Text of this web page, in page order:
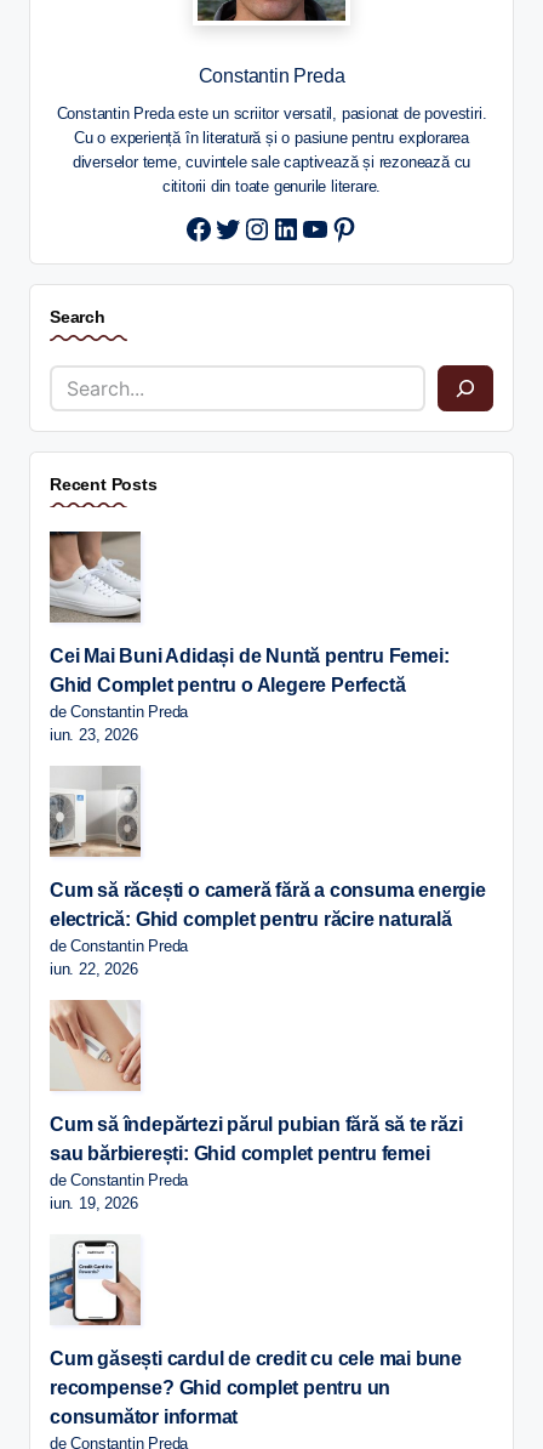
Constantin Preda
Constantin Preda este un scriitor versatil, pasionat de povestiri.
Cu o experiență în literatură și o pasiune pentru explorarea
diverselor teme, cuvintele sale captivează și rezonează cu
cititorii din toate genurile literare.
Twitter
Instagram
LinkedIn
YouTube
Pinterest
Search
Recent Posts
Cei Mai Buni Adidași de Nuntă pentru Femei:
Ghid Complet pentru o Alegere Perfectă
de Constantin Preda
iun. 23, 2026
Cum să răcești o cameră fără a consuma energie
electrică: Ghid complet pentru răcire naturală
de Constantin Preda
iun. 22, 2026
Cum să îndepărtezi părul pubian fără să te răzi
sau bărbierești: Ghid complet pentru femei
de Constantin Preda
iun. 19, 2026
Cum găsești cardul de credit cu cele mai bune
recompense? Ghid complet pentru un
consumător informat
de Constantin Preda